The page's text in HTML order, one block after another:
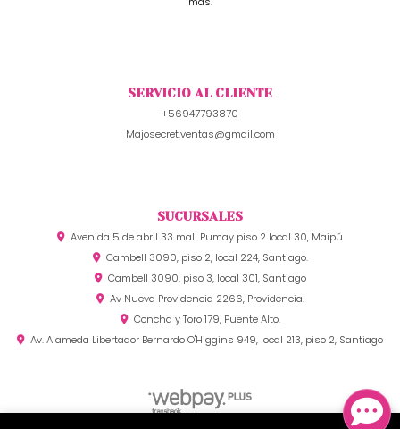
SERVICIO AL CLIENTE
+56947793870
Majosecret.ventas@gmail.com
SUCURSALES
Avenida 5 de abril 33 mall Pumay piso 2 local 30, Maipú
Cambell 3090, piso 2, local 224, Santiago.
Cambell 3090, piso 3, local 301, Santiago
Av Nueva Providencia 2266, Providencia.
Concha y Toro 179, Puente Alto.
Av. Alameda Libertador Bernardo O'Higgins 949, local 213, piso 2, Santiago